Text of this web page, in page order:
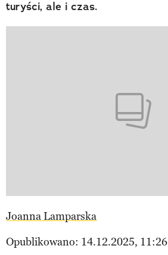
turyści, ale i czas.
Joanna Lamparska
Opublikowano: 14.12.2025, 11:26